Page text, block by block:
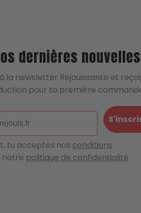
dernières nouvelles
la newsletter Réjouissante et
pour ta première
tu acceptes nos conditions
notre politique de confidentialité